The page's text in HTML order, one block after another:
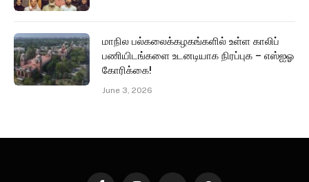
மாநில பல்கலைக்கழகங்களில் உள்ள காலிப்
பணியிடங்களை உடனடியாக நிரப்புக – எஸ்ஐஓ
கோரிக்கை!
June 3, 2026